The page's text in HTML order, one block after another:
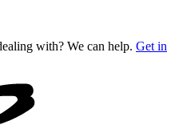
with? We can help. Get in